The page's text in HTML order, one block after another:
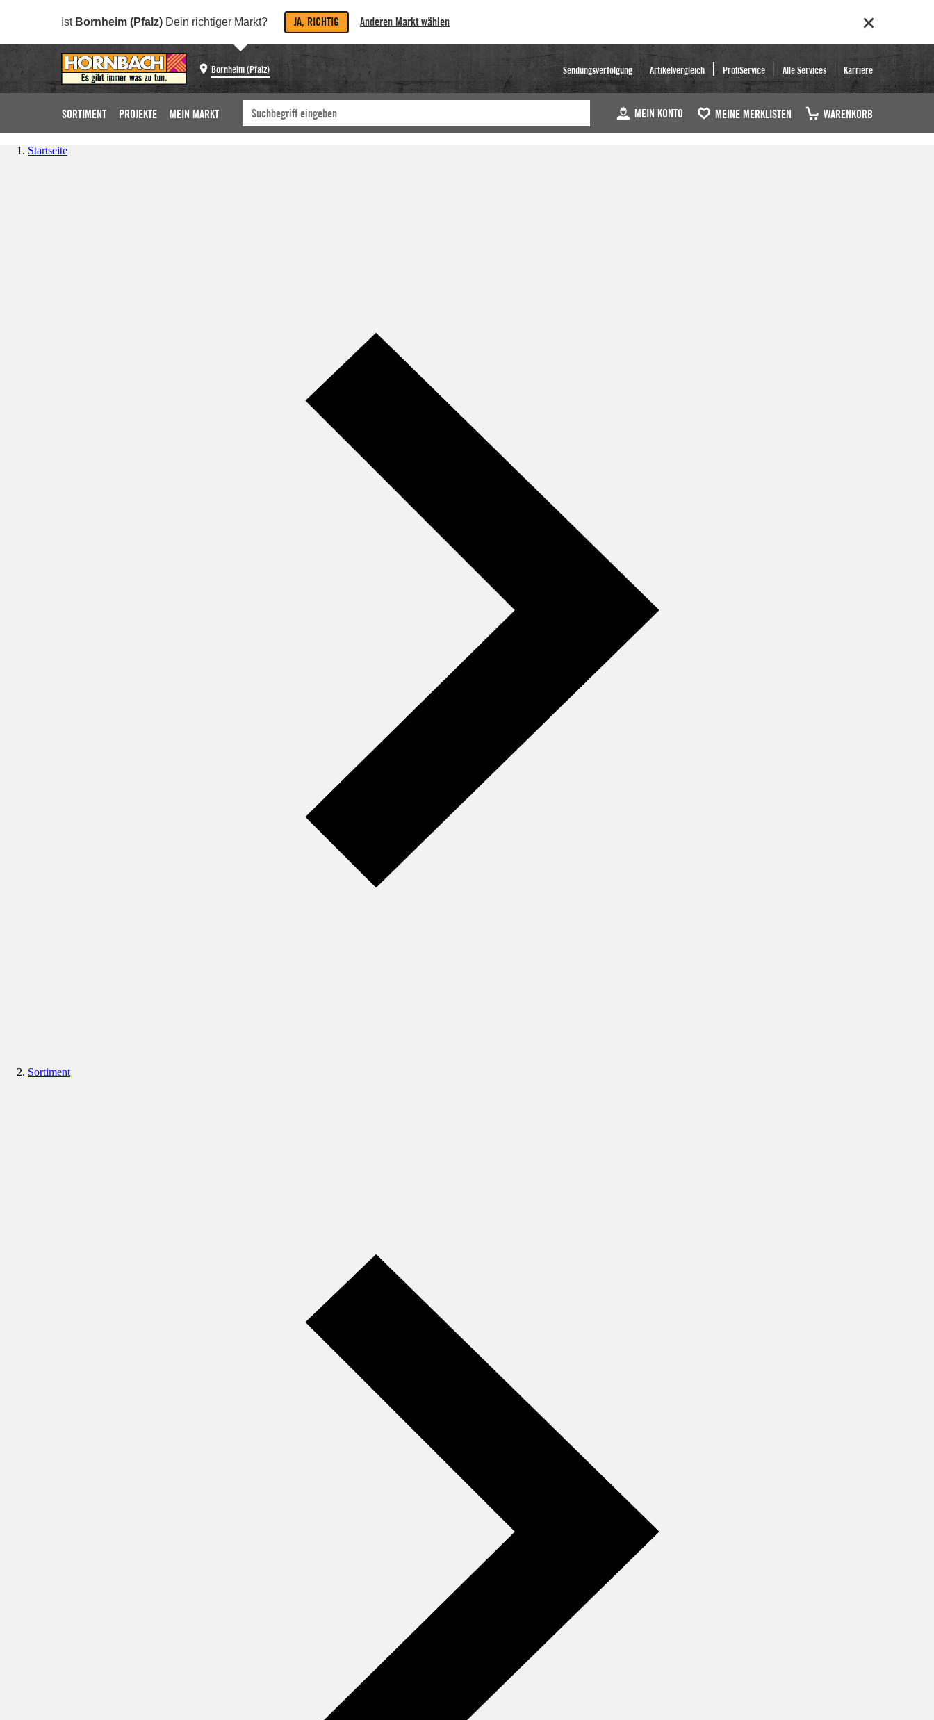
Ist Bornheim (Pfalz) Dein richtiger Markt? JA, RICHTIG Anderen Markt wählen
Bornheim (Pfalz) Sendungsverfolgung Artikelvergleich ProfiService Alle Services Karriere
SORTIMENT PROJEKTE MEIN MARKT MEIN KONTO MEINE MERKLISTEN WARENKORB
Startseite
Sortiment